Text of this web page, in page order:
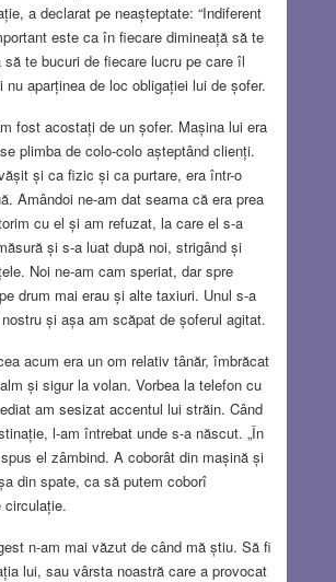
a declarat pe neașteptate: “Indiferent
este ca în fiecare dimineață să te
te bucuri de fiecare lucru pe care îl
nu aparținea de loc obligației lui de șofer.
fost acostați de un șofer. Mașina lui era
plimba de colo-colo așteptând clienți.
și ca fizic și ca purtare, era într-o
Amândoi ne-am dat seama că era prea
cu el și am refuzat, la care el s-a
și s-a luat după noi, strigând și
Noi ne-am cam speriat, dar spre
drum mai erau și alte taxiuri. Unul s-a
și așa am scăpat de șoferul agitat.
acum era un om relativ tânăr, îmbrăcat
și sigur la volan. Vorbea la telefon cu
am sesizat accentul lui străin. Când
l-am întrebat unde s-a născut. „În
el zâmbind. A coborât din mașină și
din spate, ca să putem coborî
circulație.
n-am mai văzut de când mă știu. Să fi
lui, sau vârsta noastră care a provocat